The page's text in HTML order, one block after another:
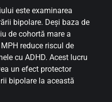
este examinarea
bipolare. Deși baza de
de cohortă mare a
reduce riscul de
cu ADHD. Acest lucru
un efect protector
bipolare la această